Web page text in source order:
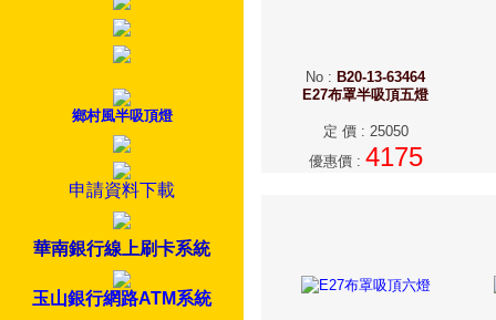
鄉村風半吸頂燈
申請資料下載
華南銀行線上刷卡系統
玉山銀行網路ATM系統
No : B20-13-63464
E27布罩半吸頂五燈
定 價: 25050
優惠價: 4175